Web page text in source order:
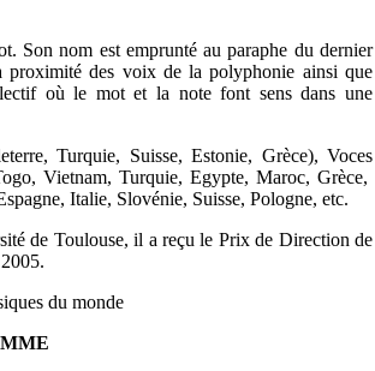
Son nom est emprunté au paraphe du dernier
des voix de la polyphonie ainsi que
où le mot et la note font sens dans une
Turquie, Suisse, Estonie, Grèce), Voces
Vietnam, Turquie, Egypte, Maroc, Grèce,
Italie, Slovénie, Suisse, Pologne, etc.
de Toulouse, il a reçu le Prix de Direction de
du monde